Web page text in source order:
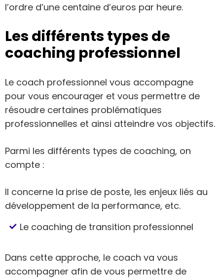
l’ordre d’une centaine d’euros par heure.
Les différents types de
coaching professionnel
Le coach professionnel vous accompagne
pour vous encourager et vous permettre de
résoudre certaines problématiques
professionnelles et ainsi atteindre vos objectifs.
Parmi les différents types de coaching, on
compte :
Il concerne la prise de poste, les enjeux liés au
développement de la performance, etc.
Le coaching de transition professionnel
Dans cette approche, le coach va vous
accompagner afin de vous permettre de